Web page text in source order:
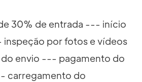
30% de entrada --- início
por fotos e vídeos
envio --- pagamento do
carregamento do